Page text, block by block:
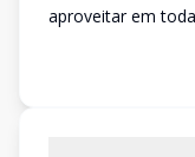
aproveitar em